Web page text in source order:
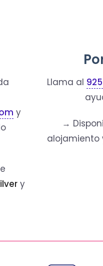
y
y
Llama al
→
alojamiento